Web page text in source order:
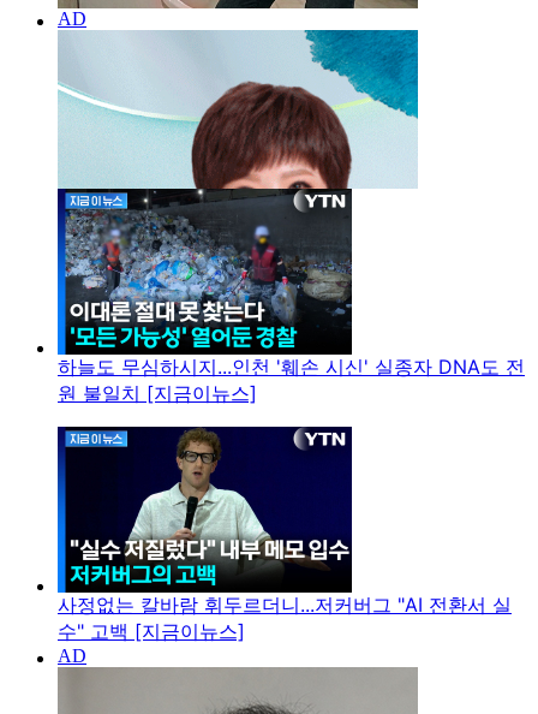
하늘도 무심하시지...인천 '훼손 시신' 실종자 DNA도 전
원 불일치 [지금이뉴스]
사정없는 칼바람 휘두르더니...저커버그 "AI 전환서 실
수" 고백 [지금이뉴스]